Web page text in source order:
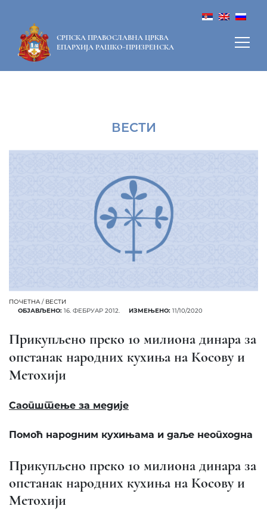
СРПСКА ПРАВОСЛАВНА ЦРКВА
ЕПАРХИЈА РАШКО-ПРИЗРЕНСКА
ВЕСТИ
ПОЧЕТНА / ВЕСТИ
ОБЈАВЉЕНО: 16. ФЕБРУАР 2012. ИЗМЕЊЕНО: 11/10/2020
Прикупљено преко 10 милиона динара за
опстанак народних кухиња на Косову и
Метохији
Саопштење за медије
Помоћ народним кухињама и даље неопходна
Прикупљено преко 10 милиона динара за
опстанак народних кухиња на Косову и
Метохији